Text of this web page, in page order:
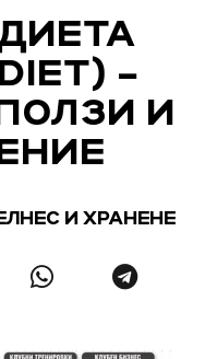
–
И
И ХРАНЕНЕ